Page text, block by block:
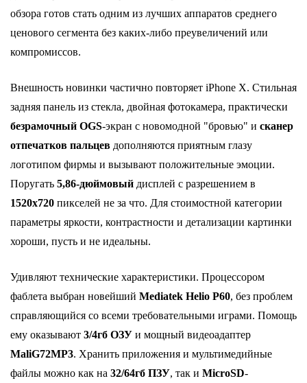
обзора готов стать одним из лучших аппаратов среднего
ценового сегмента без каких-либо преувеличений или
компромиссов.
Внешность новинки частично повторяет iPhone X. Стильная
задняя панель из стекла, двойная фотокамера, практически
безрамочный OGS-экран с новомодной "бровью" и сканер
отпечатков пальцев дополняются приятным глазу
логотипом фирмы и вызывают положительные эмоции.
Поругать 5,86-дюймовый дисплей с разрешением в
1520x720 пикселей не за что. Для стоимостной категории
параметры яркости, контрастности и детализации картинки
хороши, пусть и не идеальны.
Удивляют технические характеристики. Процессором
фаблета выбран новейший Mediatek Helio P60, без проблем
справляющийся со всеми требовательными играми. Помощь
ему оказывают 3/4гб ОЗУ и мощный видеоадаптер
MaliG72MP3. Хранить приложения и мультимедийные
файлы можно как на 32/64гб ПЗУ, так и MicroSD-